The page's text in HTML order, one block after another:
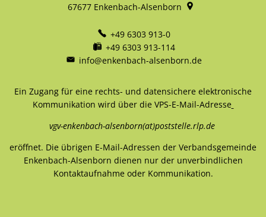
67677 Enkenbach-Alsenborn
+49 6303 913-0
+49 6303 913-114
info@enkenbach-alsenborn.de
Ein Zugang für eine rechts- und datensichere elektronische
Kommunikation wird über die VPS-E-Mail-Adresse
vgv-enkenbach-alsenborn(at)poststelle.rlp.de
eröffnet. Die übrigen E-Mail-Adressen der Verbandsgemeinde
Enkenbach-Alsenborn dienen nur der unverbindlichen
Kontaktaufnahme oder Kommunikation.